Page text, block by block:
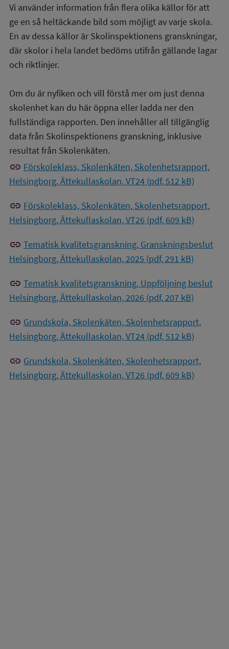
Vi använder information från flera olika källor för att
ge en så heltäckande bild som möjligt av varje skola.
En av dessa källor är Skolinspektionens granskningar,
där skolor i hela landet bedöms utifrån gällande lagar
och riktlinjer.
Om du är nyfiken och vill förstå mer om just denna
skolenhet kan du här öppna eller ladda ner den
fullständiga rapporten. Den innehåller all tillgänglig
data från Skolinspektionens granskning, inklusive
resultat från Skolenkäten.
link Förskoleklass, Skolenkäten, Skolenhetsrapport,
Helsingborg, Ättekullaskolan, VT24 (pdf, 512 kB)
link Förskoleklass, Skolenkäten, Skolenhetsrapport,
Helsingborg, Ättekullaskolan, VT26 (pdf, 609 kB)
link Tematisk kvalitetsgranskning, Granskningsbeslut
Helsingborg, Ättekullaskolan, 2025 (pdf, 291 kB)
link Tematisk kvalitetsgranskning, Uppföljning beslut
Helsingborg, Ättekullaskolan, 2026 (pdf, 207 kB)
link Grundskola, Skolenkäten, Skolenhetsrapport,
Helsingborg, Ättekullaskolan, VT24 (pdf, 512 kB)
link Grundskola, Skolenkäten, Skolenhetsrapport,
Helsingborg, Ättekullaskolan, VT26 (pdf, 609 kB)